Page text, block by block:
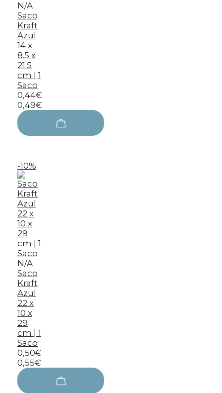
N/A
Saco
Kraft
Azul
14 x
8.5 x
21.5
cm | 1
Saco
0,44€
0,49€
-10%
N/A
Saco
Kraft
Azul
22 x
10 x
29
cm | 1
Saco
0,50€
0,55€